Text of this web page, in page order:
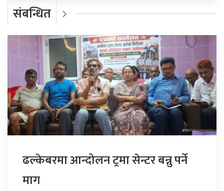
संबन्धित
ढल्केबरमा आन्दोलन ट्रमा सेन्टर बन्नु पर्ने
माग